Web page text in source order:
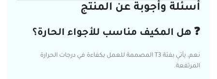
أسئلة وأجوبة عن المنتج
❓ هل المكيف مناسب للأجواء الحارة؟
نعم، يأتي بفئة T3 المصممة للعمل بكفاءة في درجات الحرارة
المرتفعة.